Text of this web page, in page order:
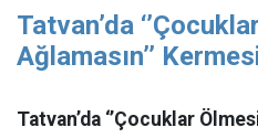
Tatvan’da
Ağlamasın’’
Tatvan’da ‘’Çocuklar